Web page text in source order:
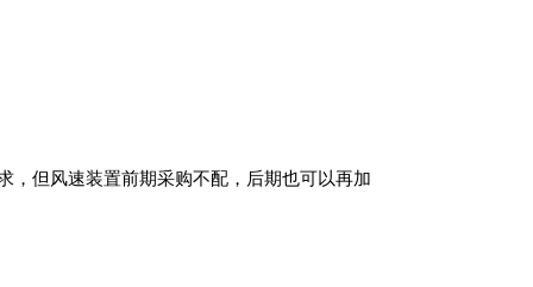
，但风速装置前期采购不配，后期也可以再加